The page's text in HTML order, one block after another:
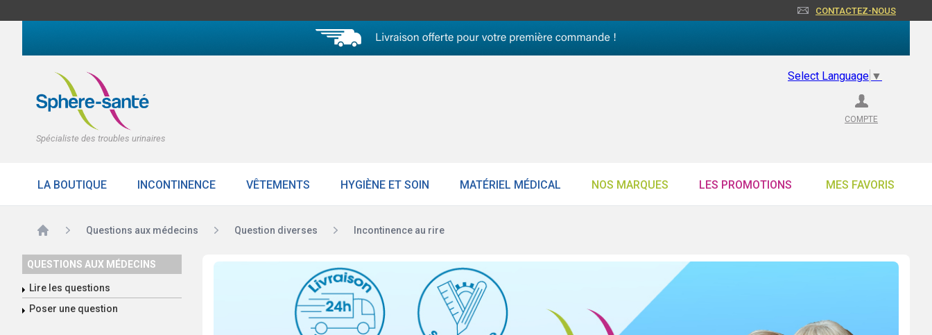
CONTACTEZ-NOUS
Spécialiste des troubles urinaires
Select Language ▼
COMPTE
LA BOUTIQUE INCONTINENCE VÊTEMENTS HYGIÈNE ET SOIN MATÉRIEL MÉDICAL NOS MARQUES LES PROMOTIONS MES FAVORIS
Accueil Questions aux médecins Question diverses Incontinence au rire
QUESTIONS AUX MÉDECINS
Lire les questions
Poser une question